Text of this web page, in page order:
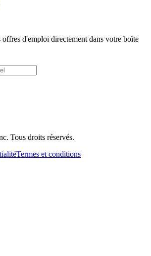
offres d'emploi directement dans votre boîte
Tous droits réservés.
Termes et conditions